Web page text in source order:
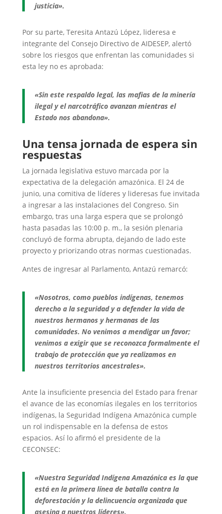
justicia».
Por su parte, Teresita Antazú López, lideresa e
integrante del Consejo Directivo de AIDESEP, alertó
sobre los riesgos que enfrentan las comunidades si
esta ley no es aprobada:
«Sin este respaldo legal, las mafias de la minería
ilegal y el narcotráfico avanzan mientras el
Estado nos abandona».
Una tensa jornada de espera sin
respuestas
La jornada legislativa estuvo marcada por la
expectativa de la delegación amazónica. El 24 de
junio, una comitiva de líderes y lideresas fue invitada
a ingresar a las instalaciones del Congreso. Sin
embargo, tras una larga espera que se prolongó
hasta pasadas las 10:00 p. m., la sesión plenaria
concluyó de forma abrupta, dejando de lado este
proyecto y priorizando otras normas cuestionadas.
Antes de ingresar al Parlamento, Antazú remarcó:
«Nosotros, como pueblos indígenas, tenemos
derecho a la seguridad y a defender la vida de
nuestros hermanos y hermanas de las
comunidades. No venimos a mendigar un favor;
venimos a exigir que se reconozca formalmente el
trabajo de protección que ya realizamos en
nuestros territorios ancestrales».
Ante la insuficiente presencia del Estado para frenar
el avance de las economías ilegales en los territorios
indígenas, la Seguridad Indígena Amazónica cumple
un rol indispensable en la defensa de estos
espacios. Así lo afirmó el presidente de la
CECONSEC:
«Nuestra Seguridad Indígena Amazónica es la que
está en la primera línea de batalla contra la
deforestación y la delincuencia organizada que
asesina a nuestros líderes».